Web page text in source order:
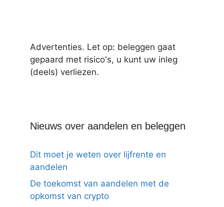
Advertenties. Let op: beleggen gaat
gepaard met risico's, u kunt uw inleg
(deels) verliezen.
Nieuws over aandelen en beleggen
Dit moet je weten over lijfrente en
aandelen
De toekomst van aandelen met de
opkomst van crypto